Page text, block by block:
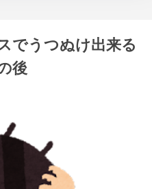
でうつぬけ出来る
後